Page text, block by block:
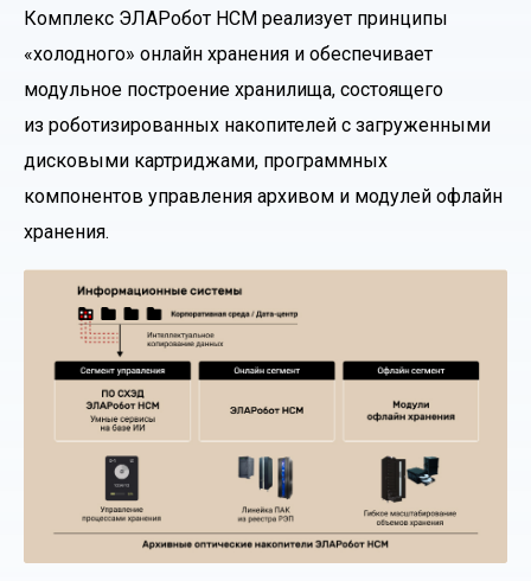
Комплекс ЭЛАРобот НСМ реализует принципы
«холодного» онлайн хранения и обеспечивает
модульное построение хранилища, состоящего
из роботизированных накопителей с загруженными
дисковыми картриджами, программных
компонентов управления архивом и модулей офлайн
хранения.